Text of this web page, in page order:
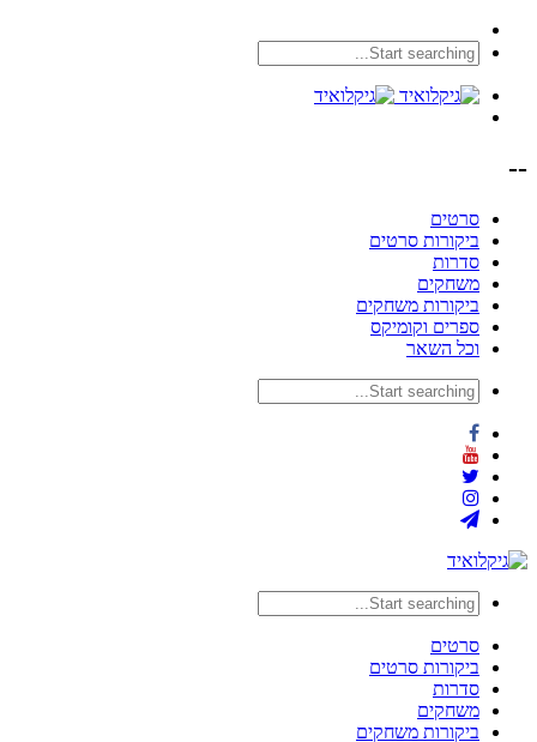
--
סרטים
ביקורות סרטים
סדרות
משחקים
ביקורות משחקים
ספרים וקומיקס
וכל השאר
סרטים
ביקורות סרטים
סדרות
משחקים
ביקורות משחקים